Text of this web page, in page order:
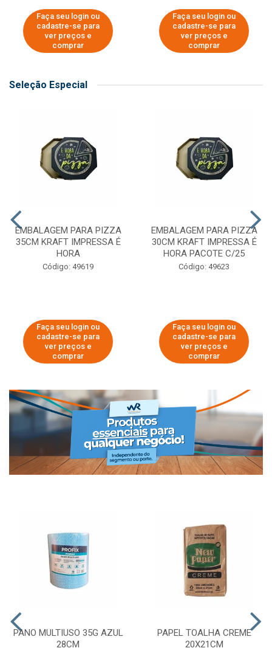
Faça seu login ou
cadastre-se para
ver preços e
comprar
Faça seu login ou
cadastre-se para
ver preços e
comprar
Seleção Especial
EMBALAGEM PARA PIZZA
35CM KRAFT IMPRESSA É
HORA
Código: 49619
Faça seu login ou
cadastre-se para
ver preços e
comprar
EMBALAGEM PARA PIZZA
30CM KRAFT IMPRESSA É
HORA PACOTE C/25
Código: 49623
Faça seu login ou
cadastre-se para
ver preços e
comprar
PANO MULTIUSO 35G AZUL
28CM
PAPEL TOALHA CREME
20X21CM